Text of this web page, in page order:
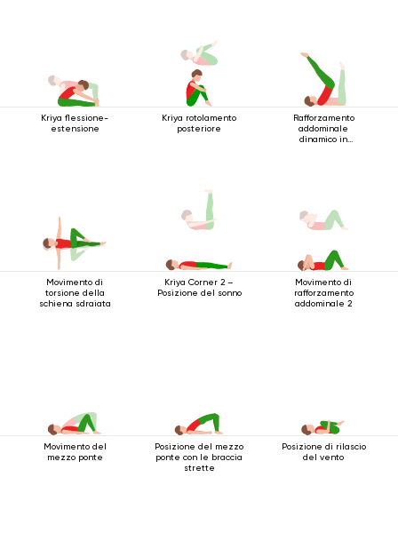
Kriya flessione-
estensione
Kriya rotolamento
posteriore
Rafforzamento
addominale
dinamico in
Movimento di
torsione della
schiena sdraiata
Kriya Corner 2 –
Posizione del sonno
Movimento di
rafforzamento
addominale 2
Movimento del
mezzo ponte
Posizione del mezzo
ponte con le braccia
strette
Posizione di rilascio
del vento